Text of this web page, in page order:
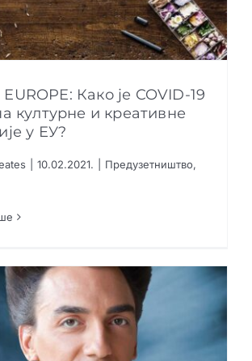
и креативне индустрије у ЕУ?
Како је COVID-19
културне и креативне
у ЕУ?
10.02.2021. Предузетништво,